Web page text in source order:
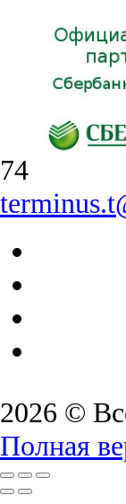
74
2026 ©
Полная